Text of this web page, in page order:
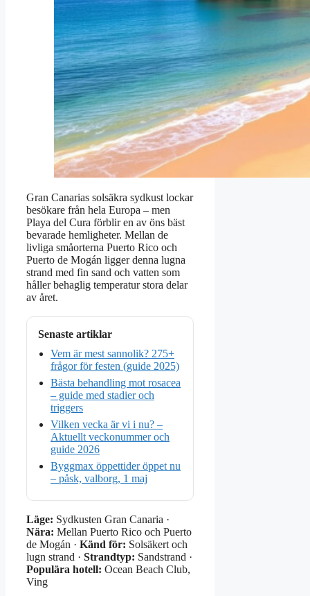
Gran Canarias solsäkra sydkust lockar
besökare från hela Europa – men
Playa del Cura förblir en av öns bäst
bevarade hemligheter. Mellan de
livliga småorterna Puerto Rico och
Puerto de Mogán ligger denna lugna
strand med fin sand och vatten som
håller behaglig temperatur stora delar
av året.
Senaste artiklar
Vem är mest sannolik? 275+
frågor för festen (guide 2025)
Bästa behandling mot rosacea
– guide med stadier och
triggers
Vilken vecka är vi i nu? –
Aktuellt veckonummer och
guide 2026
Byggmax öppettider öppet nu
– påsk, valborg, 1 maj
Läge: Sydkusten Gran Canaria ·
Nära: Mellan Puerto Rico och Puerto
de Mogán · Känd för: Solsäkert och
lugn strand · Strandtyp: Sandstrand ·
Populära hotell: Ocean Beach Club,
Ving